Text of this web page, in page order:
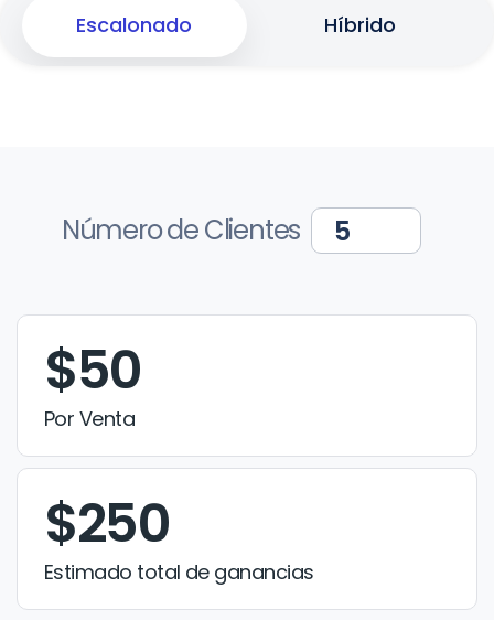
Escalonado Híbrido
Número de Clientes
$50
Por Venta
$250
Estimado total de ganancias